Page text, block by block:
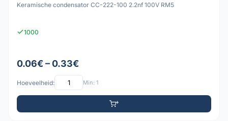
Keramische condensator CC-222-100 2.2nf 100V RM5
1000
0.06€ – 0.33€
Hoeveelheid: Min: 1